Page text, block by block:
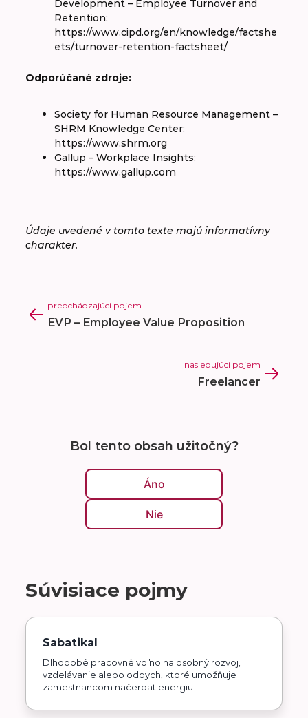
Development – Employee Turnover and
Retention:
https://www.cipd.org/en/knowledge/factshe
ets/turnover-retention-factsheet/
Odporúčané zdroje:
Society for Human Resource Management –
SHRM Knowledge Center:
https://www.shrm.org
Gallup – Workplace Insights:
https://www.gallup.com
Údaje uvedené v tomto texte majú informatívny
charakter.
predchádzajúci pojem
EVP – Employee Value Proposition
nasledujúci pojem
Freelancer
Bol tento obsah užitočný?
Áno
Nie
Súvisiace pojmy
Sabatikal
Dlhodobé pracovné voľno na osobný rozvoj,
vzdelávanie alebo oddych, ktoré umožňuje
zamestnancom načerpať energiu.